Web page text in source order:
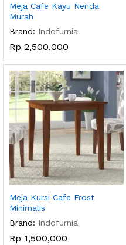
Meja Cafe Kayu Nerida
Murah
Brand: Indofurnia
Rp 2,500,000
Meja Kursi Cafe Frost
Minimalis
Brand: Indofurnia
Rp 1,500,000